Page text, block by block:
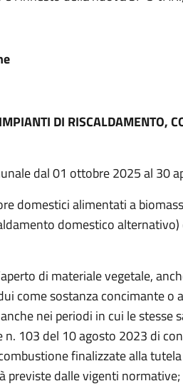
DI RISCALDAMENTO,
dal 01 ottobre 2025 al 30
domestici alimentati a
domestico
di materiale vegetale,
come sostanza concimante o
nei periodi in cui le stesse
n. 103 del 10 agosto 2023 di
finalizzate alla
previste dalle vigenti normative;